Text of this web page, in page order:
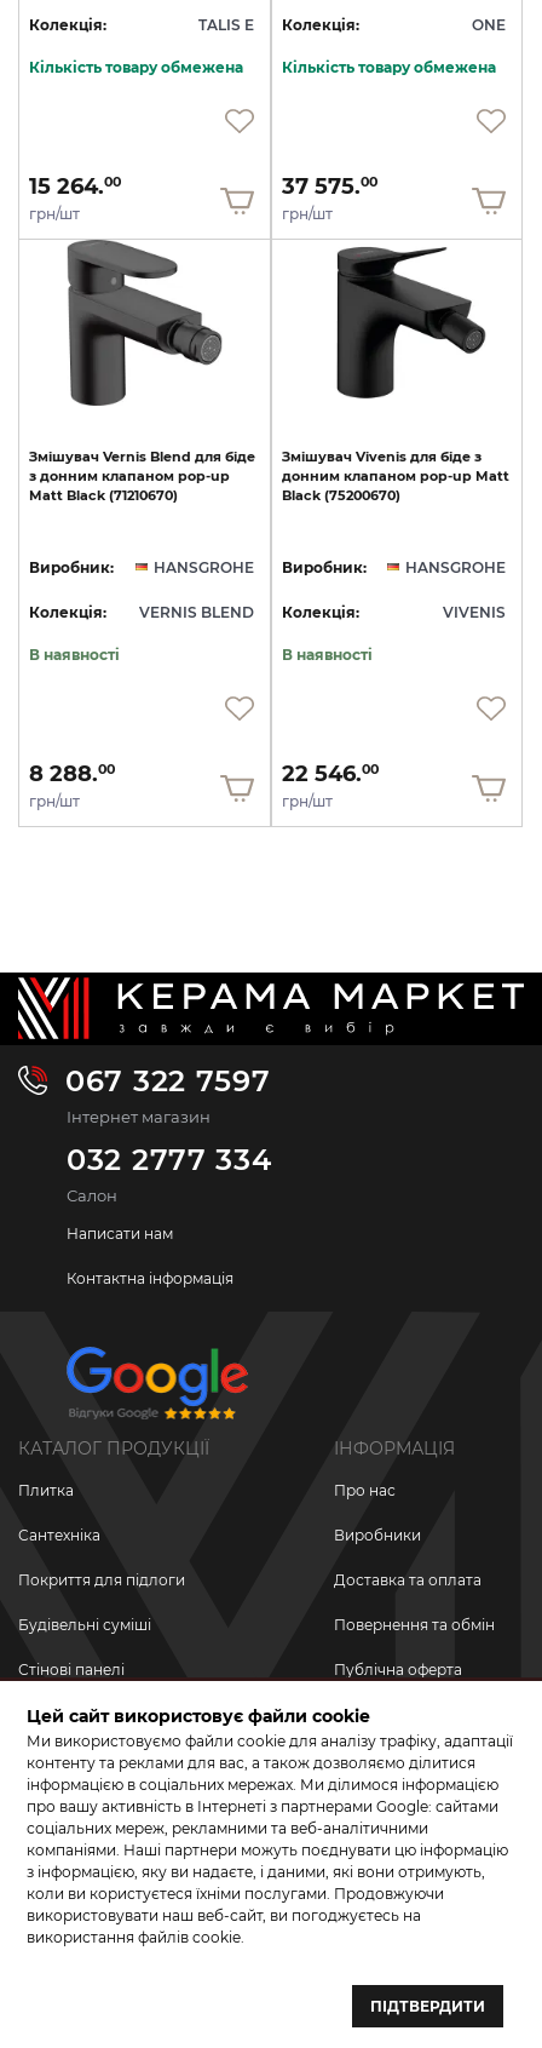
Колекція: TALIS E
Кількість товару обмежена
15 264.00
грн/шт
Колекція: ONE
Кількість товару обмежена
37 575.00
грн/шт
Змішувач Vernis Blend для біде
з донним клапаном pop-up
Matt Black (71210670)
Виробник: HANSGROHE
Колекція: VERNIS BLEND
В наявності
8 288.00
грн/шт
Змішувач Vivenis для біде з
донним клапаном pop-up Matt
Black (75200670)
Виробник: HANSGROHE
Колекція: VIVENIS
В наявності
22 546.00
грн/шт
067 322 7597
Інтернет магазин
032 2777 334
Салон
Написати нам
Контактна інформація
КАТАЛОГ ПРОДУКЦІЇ
Плитка
Сантехніка
Покриття для підлоги
Будівельні суміші
Стінові панелі
Новинки
Акційні товари
Акції/Знижки
ІНФОРМАЦІЯ
Про нас
Виробники
Доставка та оплата
Повернення та обмін
Публічна оферта
Політика
конфіденційності
ПРИЄДНУЙТЕСЬ ДО НАС У СОЦМЕРЕЖАХ
Створення сайту та розробка сайтів — веб–студія ”Бренд–A“
Цей сайт використовує файли cookie
Ми використовуємо файли cookie для аналізу трафіку, адаптації
контенту та реклами для вас, а також дозволяємо ділитися
інформацією в соціальних мережах. Ми ділимося інформацією
про вашу активність в Інтернеті з партнерами Google: сайтами
соціальних мереж, рекламними та веб-аналітичними
компаніями. Наші партнери можуть поєднувати цю інформацію
з інформацією, яку ви надаєте, і даними, які вони отримують,
коли ви користуєтеся їхніми послугами. Продовжуючи
використовувати наш веб-сайт, ви погоджуєтесь на
використання файлів cookie.
ПІДТВЕРДИТИ